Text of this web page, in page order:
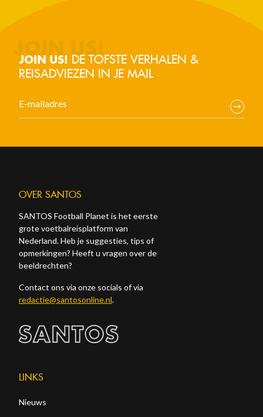
JOIN US! DE TOFSTE VERHALEN &
REISADVIEZEN IN JE MAIL
OVER SANTOS
SANTOS Football Planet is het eerste
grote voetbalreisplatform van
Nederland. Heb je suggesties, tips of
opmerkingen? Heeft u vragen over de
beeldrechten?
Contact ons via onze socials of via
redactie@santosonline.nl.
LINKS
Nieuws